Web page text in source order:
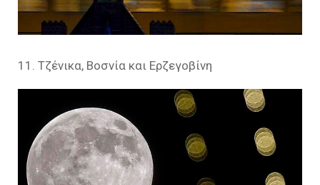
11. Τζένικα, Βοσνία και Ερζεγοβίνη